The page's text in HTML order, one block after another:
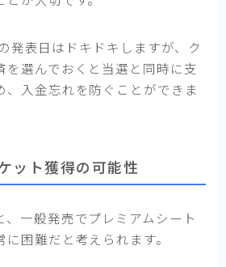
発表日はドキドキしますが、ク
を選んでおくと当選と同時に支
、入金忘れを防ぐことができま
ット獲得の可能性
、一般発売でプレミアムシート
困難だと考えられます。